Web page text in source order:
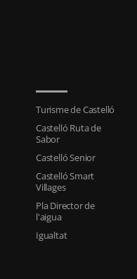
Turisme de Castelló
Castelló Ruta de
Sabor
Castelló Senior
Castelló Smart
Villages
Pla Director de
l'aigua
Igualtat